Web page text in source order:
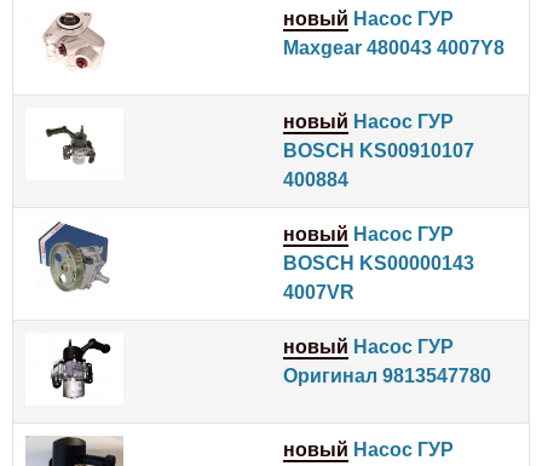
новый Насос ГУР
Maxgear 480043 4007Y8
новый Насос ГУР
BOSCH KS00910107
400884
новый Насос ГУР
BOSCH KS00000143
4007VR
новый Насос ГУР
Оригинал 9813547780
новый Насос ГУР